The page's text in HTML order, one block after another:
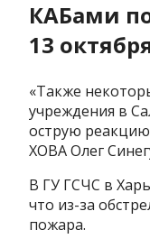
КАБами
13
«Также
учреждения в
острую
ХОВА Олег
В ГУ ГСЧС в
что из-за
пожара.